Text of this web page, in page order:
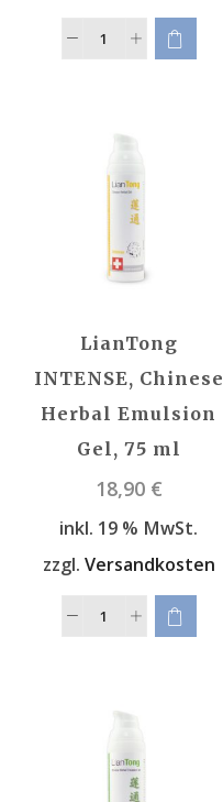
LianTong
INTENSE, Chinese
Herbal Emulsion
Gel, 75 ml
18,90 €
inkl. 19 % MwSt.
zzgl. Versandkosten